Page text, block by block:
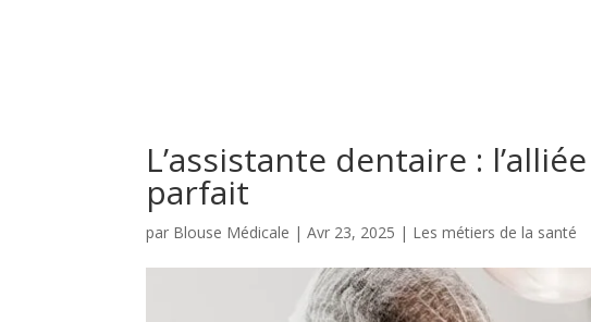
L’assistante dentaire :
parfait
par Blouse Médicale |Avr 23, 2025 | Les métiers de la santé